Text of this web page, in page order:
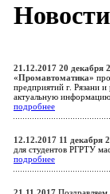
21.12.2017 20 декабря
«Промавтоматика»
предприятий г. Рязани и
актуальную
подробнее
12.12.2017 11 декабря
для студентов РГРТУ
подробнее